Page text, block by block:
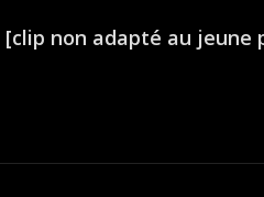
[clip non adapté au jeune